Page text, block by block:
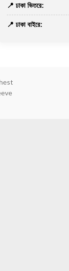
📍 ঢাকা ভিতরে:
📍 ঢাকা বাইরে: